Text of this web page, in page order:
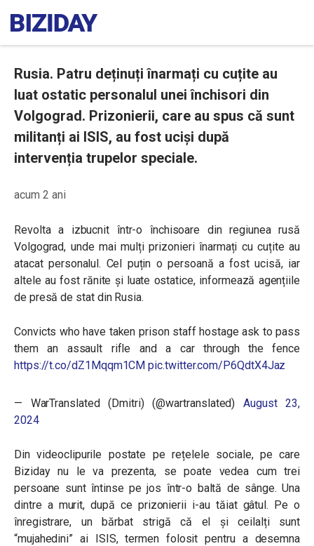
Rusia. Patru deținuți înarmați cu cuțite au
luat ostatic personalul unei închisori din
Volgograd. Prizonierii, care au spus că sunt
militanți ai ISIS, au fost uciși după
intervenția trupelor speciale.
acum 2 ani
Revolta a izbucnit într-o închisoare din regiunea rusă
Volgograd, unde mai mulți prizonieri înarmați cu cuțite au
atacat personalul. Cel puțin o persoană a fost ucisă, iar
altele au fost rănite și luate ostatice, informează agențiile
de presă de stat din Rusia.
Convicts who have taken prison staff hostage ask to pass
them an assault rifle and a car through the fence
https://t.co/dZ1Mqqm1CM pic.twitter.com/P6QdtX4Jaz
— WarTranslated (Dmitri) (@wartranslated) August 23,
2024
Din videoclipurile postate pe rețelele sociale, pe care
Biziday nu le va prezenta, se poate vedea cum trei
persoane sunt întinse pe jos într-o baltă de sânge. Una
dintre a murit, după ce prizonierii i-au tăiat gâtul. Pe o
înregistrare, un bărbat strigă că el și ceilalți sunt
“mujahedini” ai ISIS, termen folosit pentru a desemna